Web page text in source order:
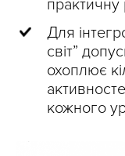
практичну
Для
світ”
охоплює
кожного